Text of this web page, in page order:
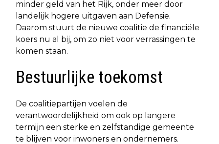
minder geld van het Rijk, onder meer door
landelijk hogere uitgaven aan Defensie.
Daarom stuurt de nieuwe coalitie de financiële
koers nu al bij, om zo niet voor verrassingen te
komen staan.
Bestuurlijke toekomst
De coalitiepartijen voelen de
verantwoordelijkheid om ook op langere
termijn een sterke en zelfstandige gemeente
te blijven voor inwoners en ondernemers.